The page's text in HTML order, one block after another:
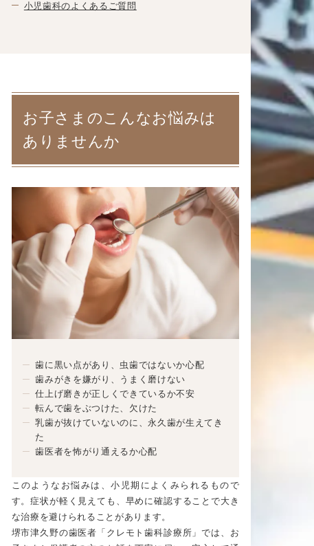
小児歯科のよくあるご質問
お子さまのこんなお悩みは
ありませんか
歯に黒い点があり、虫歯ではないか心配
歯みがきを嫌がり、うまく磨けない
仕上げ磨きが正しくできているか不安
転んで歯をぶつけた、欠けた
乳歯が抜けていないのに、永久歯が生えてき
た
歯医者を怖がり通えるか心配
このようなお悩みは、小児期によくみられるもので
す。症状が軽く見えても、早めに確認することで大き
な治療を避けられることがあります。
堺市津久野の歯医者「クレモト歯科診療所」では、お